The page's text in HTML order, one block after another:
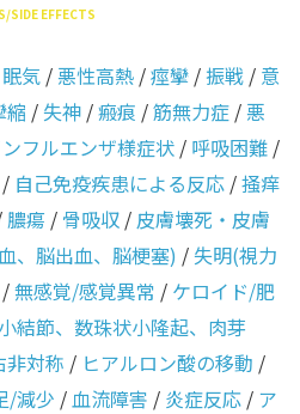
SIDE EFFECTS
眠気 /悪性高熱 /痙攣 /振戦 / 意
縮 /失神 /瘢痕 /筋無力症 /悪
フルエンザ様症状 / 呼吸困難 /
/ 自己免疫疾患による反応 /掻痒
膿瘍 / 骨吸収 / 皮膚壊死・皮膚
、脳出血、脳梗塞) /失明(視力
/無感覚/感覚異常 / ケロイド/肥
結節、数珠状小隆起、肉芽
非対称 / ヒアルロン酸の移動 /
/減少 / 血流障害 / 炎症反応 / ア